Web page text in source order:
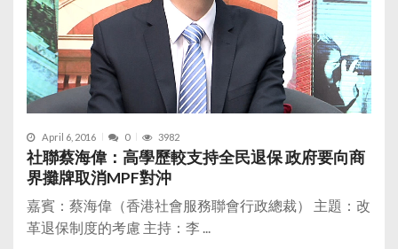
April 6, 2016 0 3982
社聯蔡海偉：高學歷較支持全民退保 政府要向商
界攤牌取消MPF對沖
嘉賓：蔡海偉（香港社會服務聯會行政總裁） 主題：改
革退保制度的考慮 主持：李 ...